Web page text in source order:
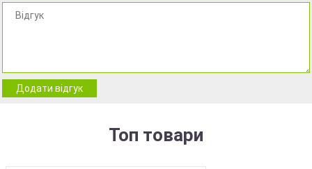
Додати відгук
Топ товари